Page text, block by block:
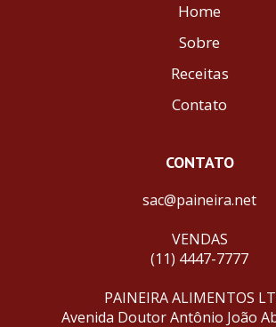
Home
Sobre
Receitas
Contato
CONTATO
sac@paineira.net
VENDAS
(11) 4447-7777
PAINEIRA ALIMENTOS
Avenida Doutor Antônio João